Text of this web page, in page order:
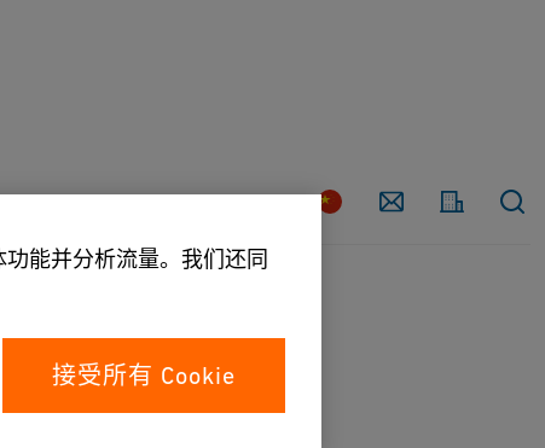
能并分析流量。我们还同
接受所有 Cookie